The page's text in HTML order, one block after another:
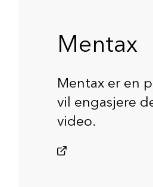
Mentax
Mentax er en
vil engasjere
video.